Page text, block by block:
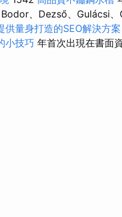
、Dezső、Gulácsi
供量身打造的SEO解決方案
小技巧 年首次出現在書面資